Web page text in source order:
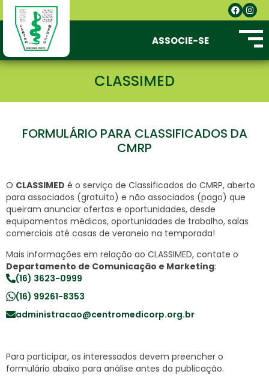
ASSOCIE-SE
CLASSIMED
FORMULÁRIO PARA CLASSIFICADOS DA
CMRP
O CLASSIMED é o serviço de Classificados do CMRP, aberto
para associados (gratuito) e não associados (pago) que
queiram anunciar ofertas e oportunidades, desde
equipamentos médicos, oportunidades de trabalho, salas
comerciais até casas de veraneio na temporada!
Mais informações em relação ao CLASSIMED, contate o
Departamento de Comunicação e Marketing:
(16) 3623-0999
(16) 99261-8353
administracao@centromedicorp.org.br
Para participar, os interessados devem preencher o
formulário abaixo para análise antes da publicação.